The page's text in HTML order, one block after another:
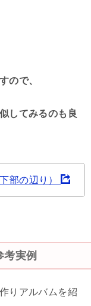
ので、
してみるのも良
部の辺り）
考実例
りアルバムを紹